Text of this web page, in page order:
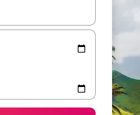
možete da se krećete kroz njih